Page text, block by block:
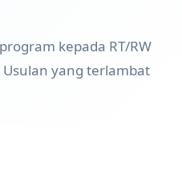
kepada RT/RW
yang terlambat